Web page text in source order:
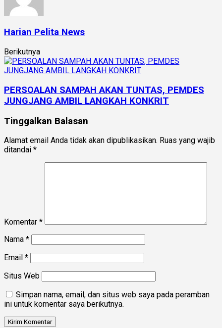
Harian Pelita News
Berikutnya
PERSOALAN SAMPAH AKAN TUNTAS, PEMDES
JUNGJANG AMBIL LANGKAH KONKRIT
Tinggalkan Balasan
Alamat email Anda tidak akan dipublikasikan. Ruas yang wajib
ditandai *
Komentar *
Nama *
Email *
Situs Web
Simpan nama, email, dan situs web saya pada peramban
ini untuk komentar saya berikutnya.